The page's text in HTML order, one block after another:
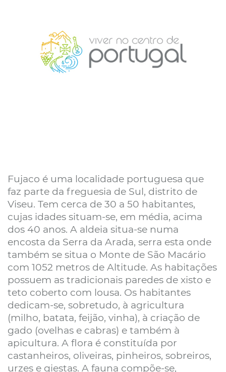
Fujaco é uma localidade portuguesa que
faz parte da freguesia de Sul, distrito de
Viseu. Tem cerca de 30 a 50 habitantes,
cujas idades situam-se, em média, acima
dos 40 anos. A aldeia situa-se numa
encosta da Serra da Arada, serra esta onde
também se situa o Monte de São Macário
com 1052 metros de Altitude. As habitações
possuem as tradicionais paredes de xisto e
teto coberto com lousa. Os habitantes
dedicam-se, sobretudo, à agricultura
(milho, batata, feijão, vinha), à criação de
gado (ovelhas e cabras) e também à
apicultura. A flora é constituída por
castanheiros, oliveiras, pinheiros, sobreiros,
urzes e giestas. A fauna compõe-se,